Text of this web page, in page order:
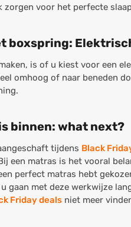
zorgen voor het perfecte
boxspring:
is of u kiest voor een
omhoog of naar beneden
binnen: what next?
tijdens Black
een matras is het vooral
perfect matras hebt
gaan met deze werkwijze
Friday deals niet meer